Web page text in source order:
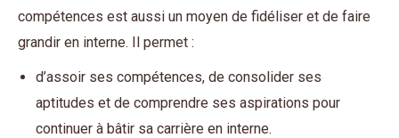
compétences est aussi un moyen de fidéliser et de faire
grandir en interne. Il permet :
d’assoir ses compétences, de consolider ses
aptitudes et de comprendre ses aspirations pour
continuer à bâtir sa carrière en interne.